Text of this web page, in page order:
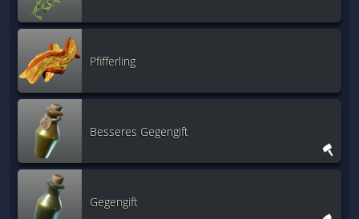
Pfifferling
Besseres Gegengift
Gegengift